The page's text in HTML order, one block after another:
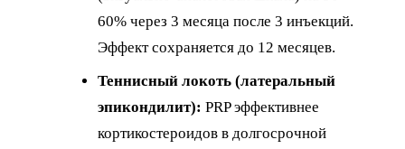
60% через 3 месяца после 3 инъекций.
Эффект сохраняется до 12 месяцев.
Теннисный локоть (латеральный
эпикондилит): PRP эффективнее
кортикостероидов в долгосрочной